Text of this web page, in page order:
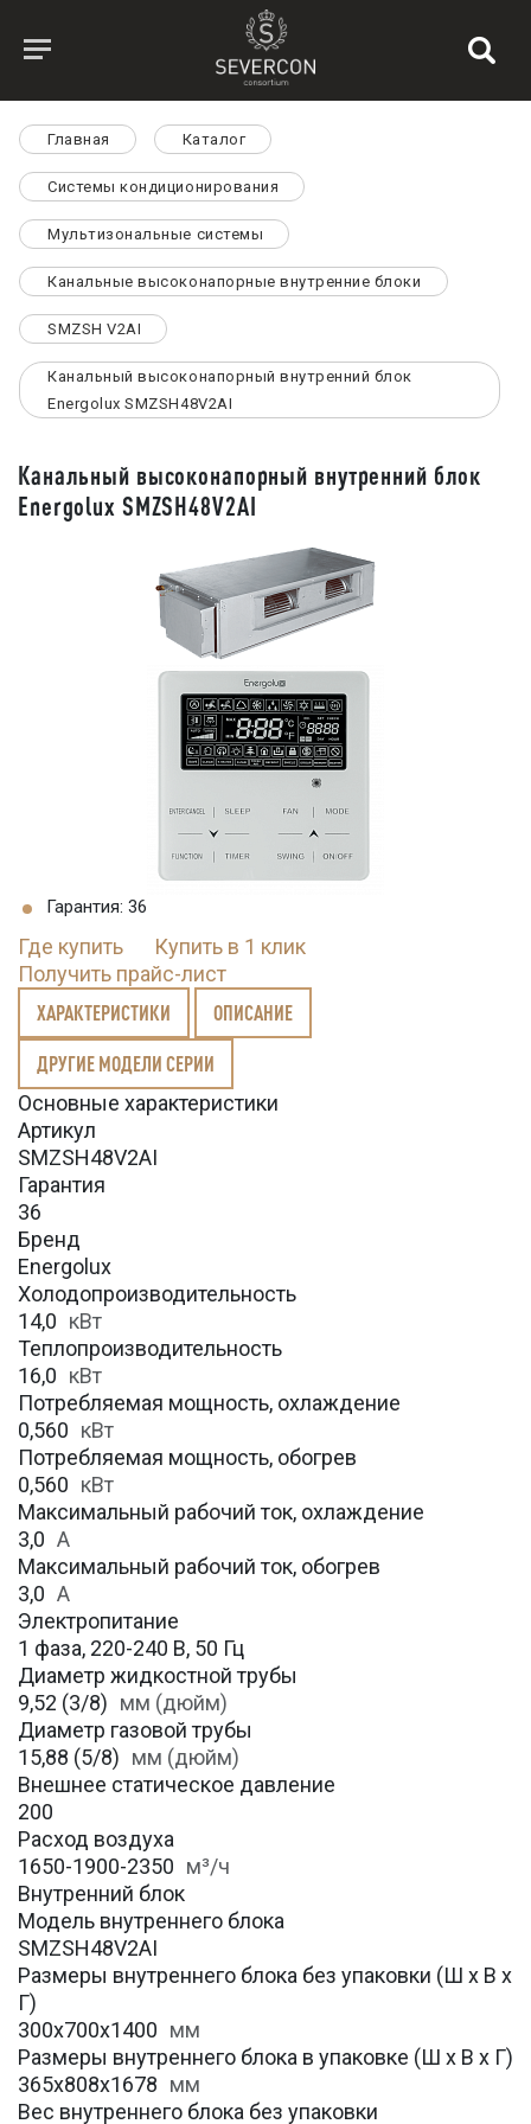
Главная Каталог
Системы кондиционирования
Мультизональные системы
Канальные высоконапорные внутренние блоки
SMZSH V2AI
Канальный высоконапорный внутренний блок
Energolux SMZSH48V2AI
Канальный высоконапорный внутренний блок
Energolux SMZSH48V2AI
Гарантия: 36
Где купить
Купить в 1 клик
Получить прайс-лист
ХАРАКТЕРИСТИКИ ОПИСАНИЕ
ДРУГИЕ МОДЕЛИ СЕРИИ
Основные характеристики
Артикул
SMZSH48V2AI
Гарантия
36
Бренд
Energolux
Холодопроизводительность
14,0 кВт
Теплопроизводительность
16,0 кВт
Потребляемая мощность, охлаждение
0,560 кВт
Потребляемая мощность, обогрев
0,560 кВт
Максимальный рабочий ток, охлаждение
3,0 A
Максимальный рабочий ток, обогрев
3,0 А
Электропитание
1 фаза, 220-240 В, 50 Гц
Диаметр жидкостной трубы
9,52 (3/8) мм (дюйм)
Диаметр газовой трубы
15,88 (5/8) мм (дюйм)
Внешнее статическое давление
200
Расход воздуха
1650-1900-2350 м³/ч
Внутренний блок
Модель внутреннего блока
SMZSH48V2AI
Размеры внутреннего блока без упаковки (Ш х В х
Г)
300х700х1400 мм
Размеры внутреннего блока в упаковке (Ш х В х Г)
365х808х1678 мм
Вес внутреннего блока без упаковки